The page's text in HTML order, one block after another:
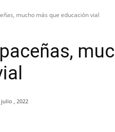
mucho más que educación vial
julio , 2022